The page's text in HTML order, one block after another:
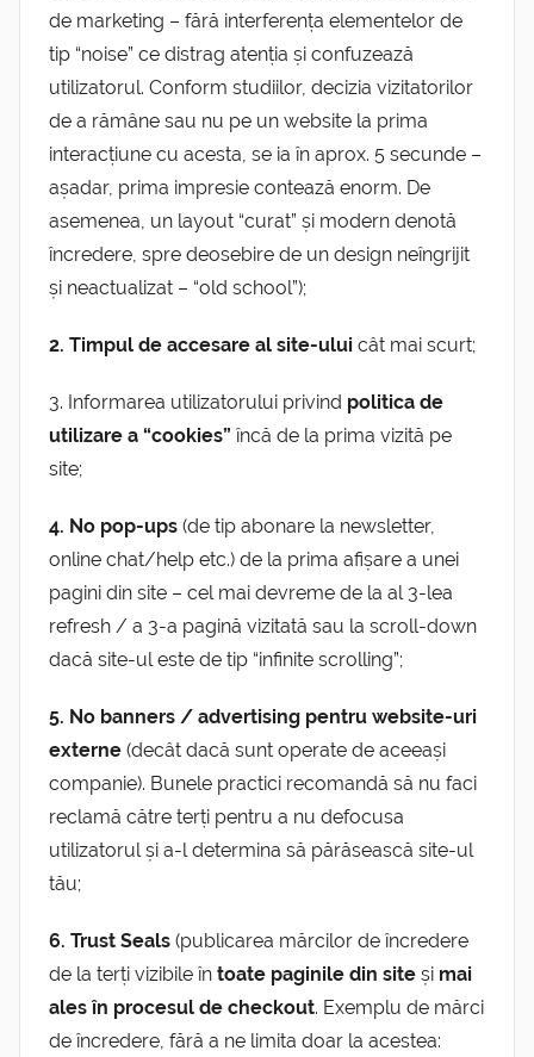
de marketing – fără interferența elementelor de
tip “noise” ce distrag atenția și confuzează
utilizatorul. Conform studiilor, decizia vizitatorilor
de a rămâne sau nu pe un website la prima
interacțiune cu acesta, se ia în aprox. 5 secunde –
așadar, prima impresie contează enorm. De
asemenea, un layout “curat” și modern denotă
încredere, spre deosebire de un design neîngrijit
și neactualizat – “old school”);
2. Timpul de accesare al site-ului cât mai scurt;
3. Informarea utilizatorului privind politica de
utilizare a “cookies” încă de la prima vizită pe
site;
4. No pop-ups (de tip abonare la newsletter,
online chat/help etc.) de la prima afișare a unei
pagini din site – cel mai devreme de la al 3-lea
refresh / a 3-a pagină vizitată sau la scroll-down
dacă site-ul este de tip “infinite scrolling”;
5. No banners / advertising pentru website-uri
externe (decât dacă sunt operate de aceeași
companie). Bunele practici recomandă să nu faci
reclamă către terți pentru a nu defocusa
utilizatorul și a-l determina să părăsească site-ul
tău;
6. Trust Seals (publicarea mărcilor de încredere
de la terți vizibile în toate paginile din site și mai
ales în procesul de checkout. Exemplu de mărci
de încredere, fără a ne limita doar la acestea: